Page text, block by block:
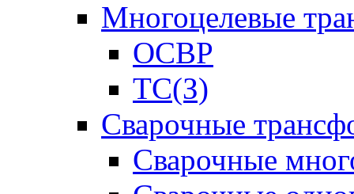
Многоцелевые
ОСВР
ТС(З)
Сварочные
Сварочные